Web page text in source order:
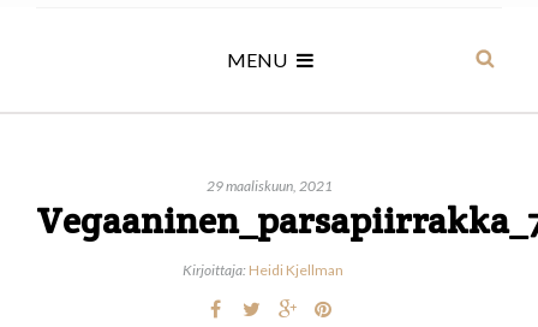
MENU
29 maaliskuun, 2021
Kirjoittaja: Heidi Kjellman